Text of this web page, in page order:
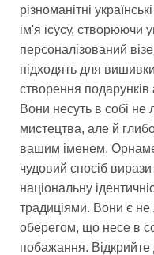
різноманітні
ім'я ісусу, створюючи
персоналізований
підходять для
створення подарунків
Вони несуть в собі не
мистецтва, але й
вашим іменем.
чудовий спосіб
національну
традиціями. Вони є
оберегом, що несе в
побажання. Відкрийте